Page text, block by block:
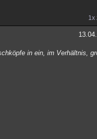
1x
in ein, im Verhältnis,